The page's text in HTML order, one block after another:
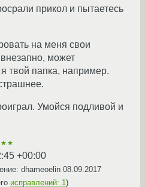
прикол и пытаетесь
на меня свои
может
твой папка, например.
Умойся подливой и
+00:00
dhameoelin 08.09.2017
исправлений: 1)